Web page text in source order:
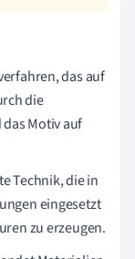
das auf
die
Motiv auf
Technik, die in
eingesetzt
zu erzeugen.